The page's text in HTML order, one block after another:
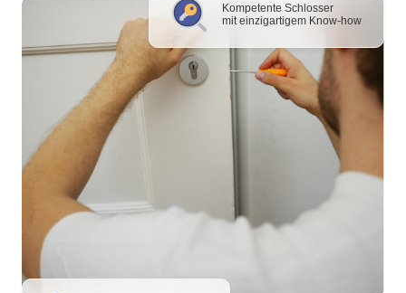
Kompetente Schlosser
mit einzigartigem Know-how